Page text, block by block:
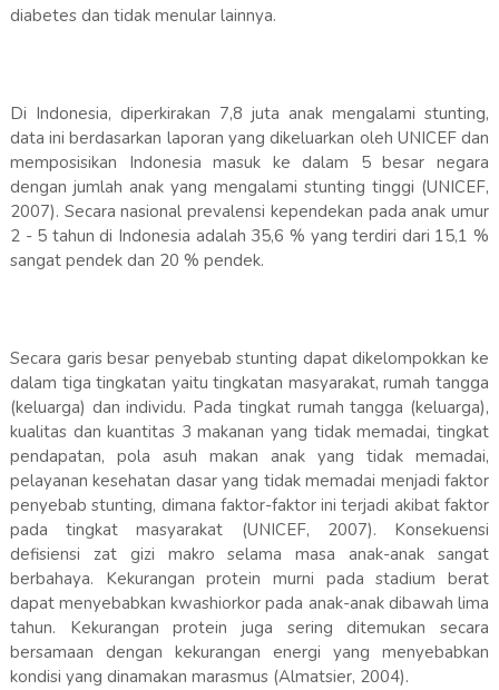
diabetes dan tidak menular lainnya.
Di Indonesia, diperkirakan 7,8 juta anak mengalami stunting,
data ini berdasarkan laporan yang dikeluarkan oleh UNICEF dan
memposisikan Indonesia masuk ke dalam 5 besar negara
dengan jumlah anak yang mengalami stunting tinggi (UNICEF,
2007). Secara nasional prevalensi kependekan pada anak umur
2 - 5 tahun di Indonesia adalah 35,6 % yang terdiri dari 15,1 %
sangat pendek dan 20 % pendek.
Secara garis besar penyebab stunting dapat dikelompokkan ke
dalam tiga tingkatan yaitu tingkatan masyarakat, rumah tangga
(keluarga) dan individu. Pada tingkat rumah tangga (keluarga),
kualitas dan kuantitas 3 makanan yang tidak memadai, tingkat
pendapatan, pola asuh makan anak yang tidak memadai,
pelayanan kesehatan dasar yang tidak memadai menjadi faktor
penyebab stunting, dimana faktor-faktor ini terjadi akibat faktor
pada tingkat masyarakat (UNICEF, 2007). Konsekuensi
defisiensi zat gizi makro selama masa anak-anak sangat
berbahaya. Kekurangan protein murni pada stadium berat
dapat menyebabkan kwashiorkor pada anak-anak dibawah lima
tahun. Kekurangan protein juga sering ditemukan secara
bersamaan dengan kekurangan energi yang menyebabkan
kondisi yang dinamakan marasmus (Almatsier, 2004).